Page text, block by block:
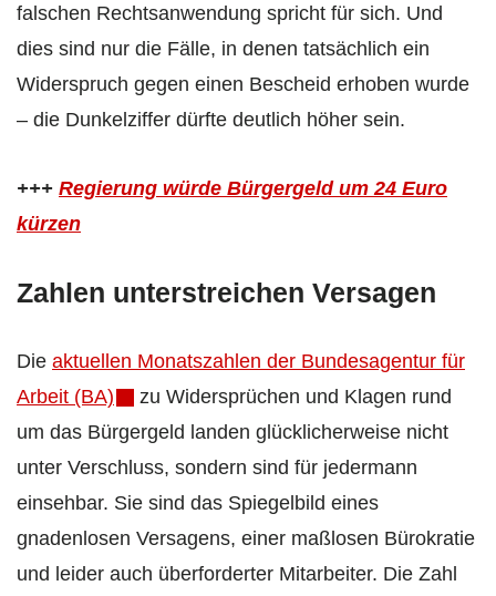
falschen Rechtsanwendung spricht für sich. Und
dies sind nur die Fälle, in denen tatsächlich ein
Widerspruch gegen einen Bescheid erhoben wurde
– die Dunkelziffer dürfte deutlich höher sein.
+++ Regierung würde Bürgergeld um 24 Euro
kürzen
Zahlen unterstreichen Versagen
Die aktuellen Monatszahlen der Bundesagentur für
Arbeit (BA)
zu Widersprüchen und Klagen rund
um das Bürgergeld landen glücklicherweise nicht
unter Verschluss, sondern sind für jedermann
einsehbar. Sie sind das Spiegelbild eines
gnadenlosen Versagens, einer maßlosen Bürokratie
und leider auch überforderter Mitarbeiter. Die Zahl